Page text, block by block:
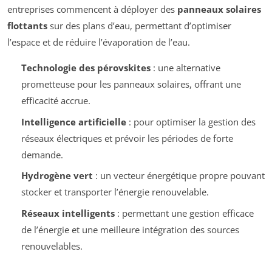
entreprises commencent à déployer des panneaux solaires
flottants sur des plans d’eau, permettant d’optimiser
l’espace et de réduire l’évaporation de l’eau.
Technologie des pérovskites: une alternative
prometteuse pour les panneaux solaires, offrant une
efficacité accrue.
Intelligence artificielle: pour optimiser la gestion des
réseaux électriques et prévoir les périodes de forte
demande.
Hydrogène vert : un vecteur énergétique propre pouvant
stocker et transporter l’énergie renouvelable.
Réseaux intelligents: permettant une gestion efficace
de l’énergie et une meilleure intégration des sources
renouvelables.